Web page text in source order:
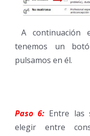
A continuación
tenemos un
pulsamos en él.
Paso 6: Entre las
elegir entre